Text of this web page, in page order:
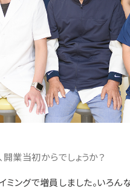
業当初からでしょうか？
ミングで増員しました。いろ